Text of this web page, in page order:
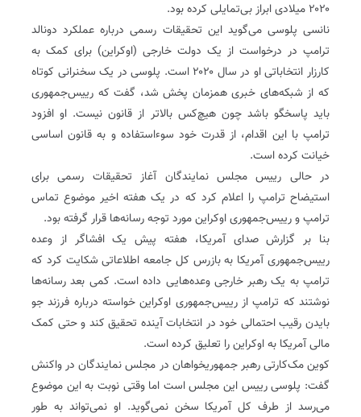
۲۰۲۰ میلادی ابراز بی‌تمایلی کرده بود.
نانسی پلوسی می‌گوید این تحقیقات رسمی درباره عملکرد دونالد
ترامپ در درخواست از یک دولت خارجی (اوکراین) برای کمک به
کارزار انتخاباتی او در سال ۲۰۲۰ است. پلوسی در یک سخنرانی کوتاه
که از شبکه‌های خبری همزمان پخش شد،‌ گفت که رییس‌جمهوری
باید پاسخگو باشد چون هیچ‌کس بالاتر از قانون نیست. او افزود
ترامپ با این اقدام، از قدرت خود سوءاستفاده و به قانون اساسی
خیانت کرده است.
در حالی رییس مجلس نمایندگان آغاز تحقیقات رسمی برای
استیضاح ترامپ را اعلام کرد که در یک هفته اخیر موضوع تماس
ترامپ و رییس‌جمهوری اوکراین مورد توجه رسانه‌ها قرار گرفته بود.
بنا بر گزارش صدای آمریکا، هفته پیش یک افشاگر از وعده
رییس‌جمهوری آمریکا به بازرس کل جامعه اطلاعاتی شکایت کرد که
ترامپ به یک رهبر خارجی وعده‌هایی داده است. کمی بعد رسانه‌ها
نوشتند که ترامپ از رییس‌جمهوری اوکراین خواسته درباره فرزند جو
بایدن رقیب احتمالی خود در انتخابات آینده تحقیق کند و حتی کمک
مالی آمریکا به اوکراین را تعلیق کرده است.
کوین مک‌کارتی رهبر جمهوریخواهان در مجلس نمایندگان در واکنش
گفت: پلوسی رییس این مجلس است اما وقتی نوبت به این موضوع
می‌رسد از طرف کل آمریکا سخن نمی‌گوید. او نمی‌تواند به طور